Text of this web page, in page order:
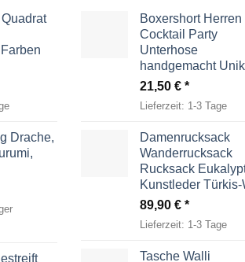
Drache,
Boxershort Herren
Cocktail Party
Unterhose
handgemacht
21,50 €
Lieferzeit: 1-3 Tage
Damenrucksack
Wanderrucksack
Rucksack
Kunstleder
89,90 €
Lieferzeit: 1-3 Tage
Tasche Walli